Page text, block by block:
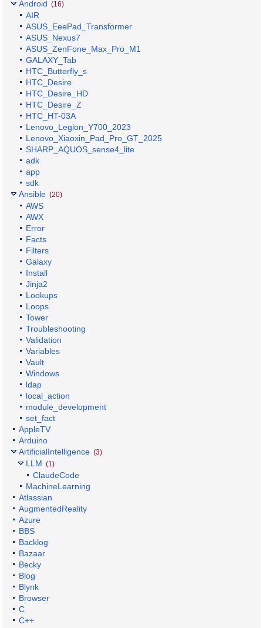
Android (16)
AIR
ASUS_EeePad_Transformer
ASUS_Nexus7
ASUS_ZenFone_Max_Pro_M1
GALAXY_Tab
HTC_Butterfly_s
HTC_Desire
HTC_Desire_HD
HTC_Desire_Z
HTC_HT-03A
Lenovo_Legion_Y700_2023
Lenovo_Xiaoxin_Pad_Pro_GT_2025
SHARP_AQUOS_sense4_lite
adk
app
sdk
Ansible (20)
AWS
AWX
Error
Facts
Filters
Galaxy
Install
Jinja2
Lookups
Loops
Tower
Troubleshooting
Validation
Variables
Vault
Windows
ldap
local_action
module_development
set_fact
AppleTV
Arduino
ArtificialIntelligence (3)
LLM (1)
ClaudeCode
MachineLearning
Atlassian
AugmentedReality
Azure
BBS
Backlog
Bazaar
Becky
Blog
Blynk
Browser
C
C++